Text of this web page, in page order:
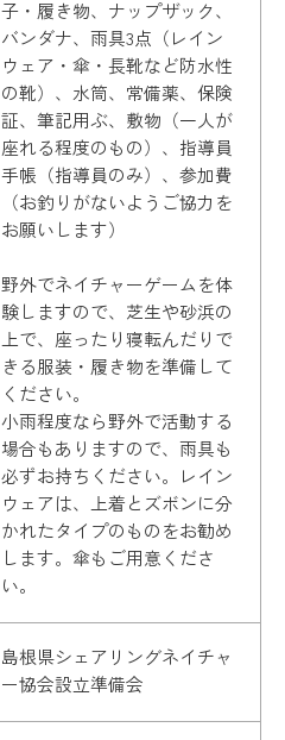
子・履き物、ナップザック、
バンダナ、雨具3点（レイン
ウェア・傘・長靴など防水性
の靴）、水筒、常備薬、保険
証、筆記用ぶ、敷物（一人が
座れる程度のもの）、指導員
手帳（指導員のみ）、参加費
（お釣りがないようご協力を
お願いします）
野外でネイチャーゲームを体
験しますので、芝生や砂浜の
上で、座ったり寝転んだりで
きる服装・履き物を準備して
ください。
小雨程度なら野外で活動する
場合もありますので、雨具も
必ずお持ちください。レイン
ウェアは、上着とズボンに分
かれたタイプのものをお勧め
します。傘もご用意くださ
い。
島根県シェアリングネイチャ
ー協会設立準備会